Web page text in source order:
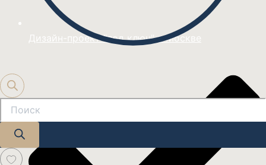
Дизайн-проект "под ключ" в Москве